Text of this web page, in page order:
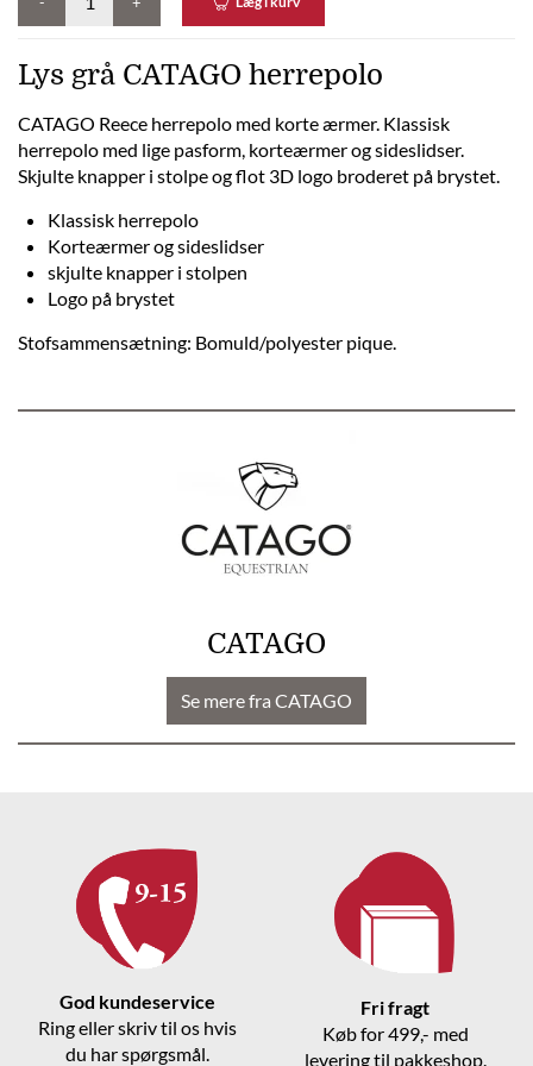
Lys grå CATAGO herrepolo
CATAGO Reece herrepolo med korte ærmer. Klassisk
herrepolo med lige pasform, korteærmer og sideslidser.
Skjulte knapper i stolpe og flot 3D logo broderet på brystet.
Klassisk herrepolo
Korteærmer og sideslidser
skjulte knapper i stolpen
Logo på brystet
Stofsammensætning: Bomuld/polyester pique.
CATAGO
Se mere fra CATAGO
God kundeservice
Ring eller skriv til os hvis
du har spørgsmål.
Fri fragt
Køb for 499,- med
levering til pakkeshop.